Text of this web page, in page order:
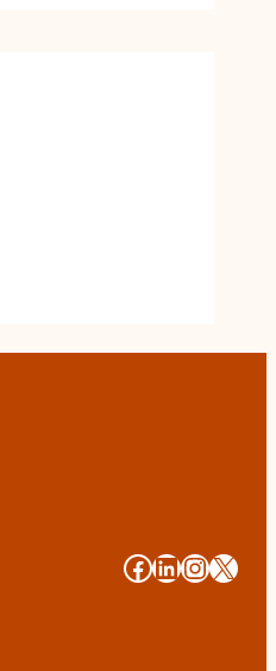
# # # #